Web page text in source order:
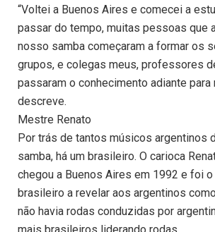
“Voltei a Buenos Aires e comecei a
passar do tempo, muitas pessoas que
nosso samba começaram a formar os
grupos, e colegas meus, professores
passaram o conhecimento adiante para
descreve.
Mestre Renato
Por trás de tantos músicos argentinos
samba, há um brasileiro. O carioca
chegou a Buenos Aires em 1992 e foi
brasileiro a revelar aos argentinos
não havia rodas conduzidas por